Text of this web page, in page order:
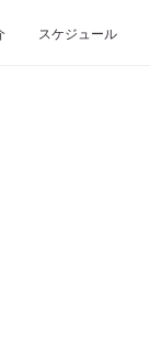
スケジュール